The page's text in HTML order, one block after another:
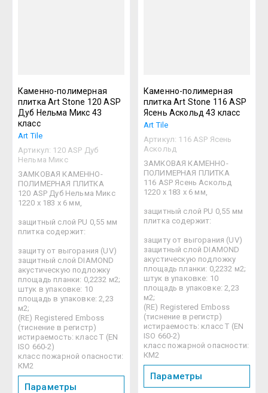
Каменно-полимерная
плитка Art Stone 120 ASP
Дуб Нельма Микс 43
класс
Art Tile
Артикул: 120 ASP Дуб
Нельма Микс
ЗАМКОВАЯ КАМЕННО-
ПОЛИМЕРНАЯ ПЛИТКА
120 ASP Дуб Нельма Микс
1220 х 183 х 6 мм,
защитный слой PU 0,55 мм
плитка содержит:
защиту от выгорания (UV)
защитный слой DIAMOND
акустическую подложку
площадь планки: 0,2232 м2;
штук в упаковке: 10
площадь в упаковке: 2,23
м2;
(RE) Registered Emboss
(тиснение в регистр)
истираемость: класс Т (EN
ISO 660-2)
класс пожарной опасности:
КМ2
Параметры
Каменно-полимерная
плитка Art Stone 116 ASP
Ясень Аскольд 43 класс
Art Tile
Артикул: 116 ASP Ясень
Аскольд
ЗАМКОВАЯ КАМЕННО-
ПОЛИМЕРНАЯ ПЛИТКА
116 ASP Ясень Аскольд
1220 х 183 х 6 мм,
защитный слой PU 0,55 мм
плитка содержит:
защиту от выгорания (UV)
защитный слой DIAMOND
акустическую подложку
площадь планки: 0,2232 м2;
штук в упаковке: 10
площадь в упаковке: 2,23
м2;
(RE) Registered Emboss
(тиснение в регистр)
истираемость: класс Т (EN
ISO 660-2)
класс пожарной опасности:
КМ2
Параметры